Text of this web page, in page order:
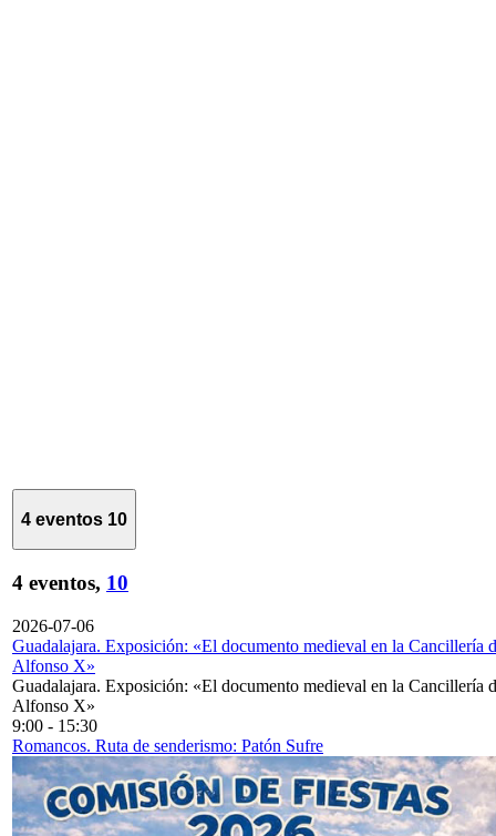
4 eventos 10
4 eventos, 10
2026-07-06
Guadalajara. Exposición: «El documento medieval en la Cancillería
Alfonso X»
Guadalajara. Exposición: «El documento medieval en la Cancillería
Alfonso X»
9:00 - 15:30
Romancos. Ruta de senderismo: Patón Sufre